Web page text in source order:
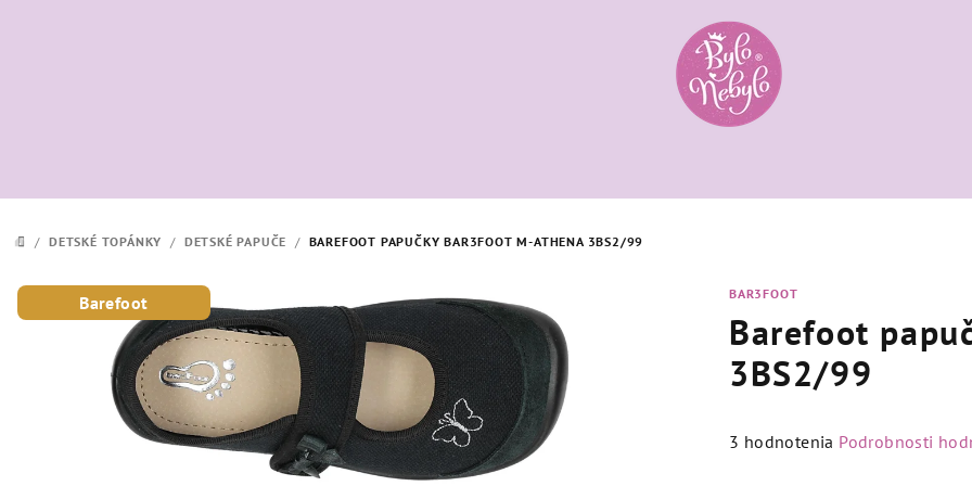
DOMOV
/ DETSKÉ TOPÁNKY / DETSKÉ PAPUČE / BAREFOOT PAPUČKY BAR3FOOT M-ATHENA 3BS2/99
BAR3FOOT
Barefoot
3BS2/99
Priemerné
3 hodnotenia Podrobnosti
Barefoot